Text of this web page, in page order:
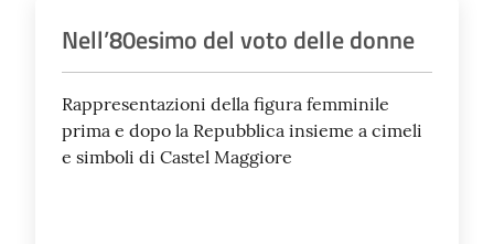
argomenti...
Seguici
Nell’80esimo del voto delle donne
Rappresentazioni della figura femminile
prima e dopo la Repubblica insieme a cimeli
e simboli di Castel Maggiore